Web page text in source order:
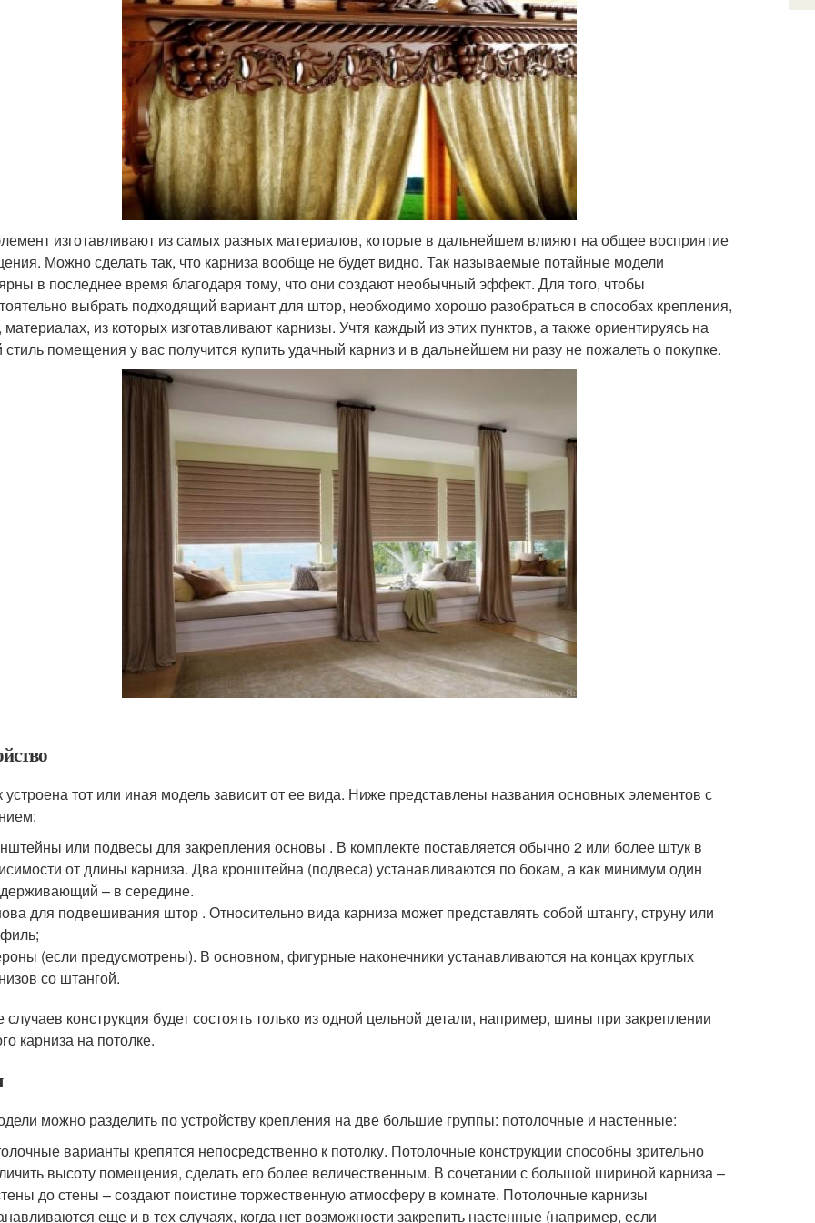
изготавливают из самых разных материалов, которые в дальнейшем влияют на общее восприятие
Можно сделать так, что карниза вообще не будет видно. Так называемые потайные модели
в последнее время благодаря тому, что они создают необычный эффект. Для того, чтобы
выбрать подходящий вариант для штор, необходимо хорошо разобраться в способах крепления,
материалах, из которых изготавливают карнизы. Учтя каждый из этих пунктов, а также ориентируясь на
помещения у вас получится купить удачный карниз и в дальнейшем ни разу не пожалеть о покупке.
устроена тот или иная модель зависит от ее вида. Ниже представлены названия основных элементов с
или подвесы для закрепления основы . В комплекте поставляется обычно 2 или более штук в
от длины карниза. Два кронштейна (подвеса) устанавливаются по бокам, а как минимум один
– в середине.
для подвешивания штор . Относительно вида карниза может представлять собой штангу, струну или
(если предусмотрены). В основном, фигурные наконечники устанавливаются на концах круглых
со штангой.
случаев конструкция будет состоять только из одной цельной детали, например, шины при закреплении
карниза на потолке.
можно разделить по устройству крепления на две большие группы: потолочные и настенные:
варианты крепятся непосредственно к потолку. Потолочные конструкции способны зрительно
высоту помещения, сделать его более величественным. В сочетании с большой шириной карниза –
до стены – создают поистине торжественную атмосферу в комнате. Потолочные карнизы
еще и в тех случаях, когда нет возможности закрепить настенные (например, если